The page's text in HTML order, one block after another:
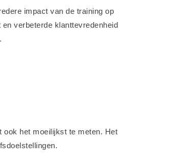
impact van de training op
verbeterde klanttevredenheid
ook het moeilijkst te meten. Het